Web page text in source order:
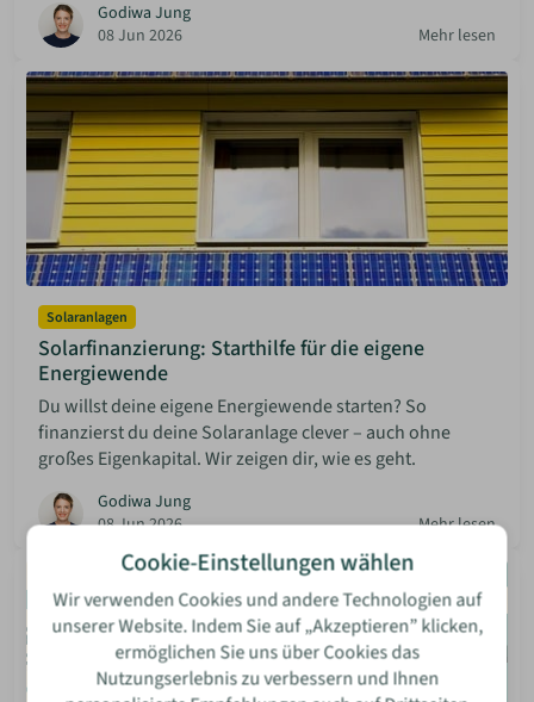
Godiwa Jung
08 Jun 2026
Mehr lesen
Solaranlagen
Solarfinanzierung: Starthilfe für die eigene
Energiewende
Du willst deine eigene Energiewende starten? So
finanzierst du deine Solaranlage clever – auch ohne
großes Eigenkapital. Wir zeigen dir, wie es geht.
Godiwa Jung
08 Jun 2026
Mehr lesen
Cookie-Einstellungen wählen
Wir verwenden Cookies und andere Technologien auf
unserer Website. Indem Sie auf „Akzeptieren” klicken,
ermöglichen Sie uns über Cookies das
Nutzungserlebnis zu verbessern und Ihnen